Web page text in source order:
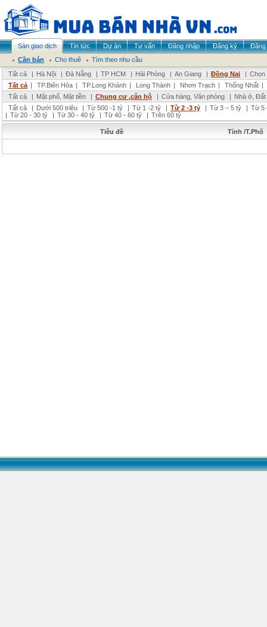
Sàn giao dịch Tin tức Dự án Tư vấn Đăng nhập Đăng ký
Đăng
Cần bán
Cho thuê
Tìm theo nhu cầu
Tất cả
| Hà Nội | Đà Nẵng | TP HCM | Hải Phòng | An Giang | Đồng Nai | Chọn
Tất cả | TP.Biên Hòa | TP.Long Khánh | Long Thành | Nhơn Trạch | Thống Nhất |
Tất cả
| Mặt phố, Mặt tiền | Chung cư ,căn hộ | Cửa hàng, Văn phòng | Nhà ở,
Tất cả
| Dưới 500 triệu | Từ 500 -1 tỷ | Từ 1 -2 tỷ | Từ 2 -3 tỷ | Từ 3 – 5 tỷ | Từ 5
| Từ 20 - 30 tỷ | Từ 30 - 40 tỷ | Từ 40 - 60 tỷ | Trên 60 tỷ
Tiêu đề Tỉnh /T.Phố